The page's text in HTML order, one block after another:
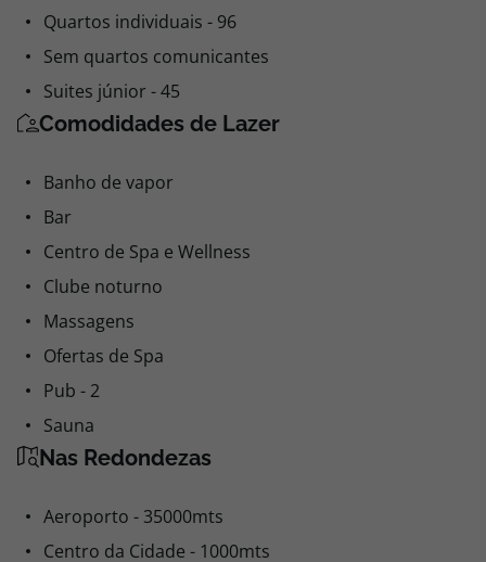
Quartos individuais - 96
Sem quartos comunicantes
Suites júnior - 45
Comodidades de Lazer
Banho de vapor
Bar
Centro de Spa e Wellness
Clube noturno
Massagens
Ofertas de Spa
Pub - 2
Sauna
Nas Redondezas
Aeroporto - 35000mts
Centro da Cidade - 1000mts